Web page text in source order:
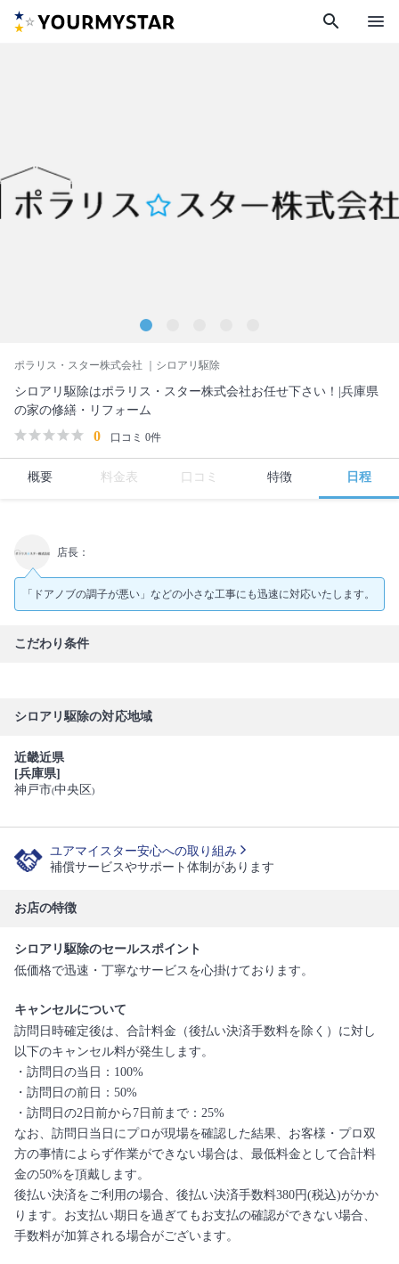
search menu
ポラリス・スター株式会社 ｜シロアリ駆除
シロアリ駆除はポラリス・スター株式会社お任せ下さい！|兵庫県
の家の修繕・リフォーム
0 口コミ 0件
概要 料金表 口コミ 特徴 日程
店長：
「ドアノブの調子が悪い」などの小さな工事にも迅速に対応いたします。
こだわり条件
シロアリ駆除の対応地域
近畿近県
[兵庫県]
神戸市(中央区)
ユアマイスター安心への取り組み
補償サービスやサポート体制があります
お店の特徴
シロアリ駆除のセールスポイント
低価格で迅速・丁寧なサービスを心掛けております。
キャンセルについて
訪問日時確定後は、合計料金（後払い決済手数料を除く）に対し
以下のキャンセル料が発生します。
・訪問日の当日：100%
・訪問日の前日：50%
・訪問日の2日前から7日前まで：25%
なお、訪問日当日にプロが現場を確認した結果、お客様・プロ双
方の事情によらず作業ができない場合は、最低料金として合計料
金の50%を頂戴します。
後払い決済をご利用の場合、後払い決済手数料380円(税込)がかか
ります。お支払い期日を過ぎてもお支払の確認ができない場合、
手数料が加算される場合がございます。